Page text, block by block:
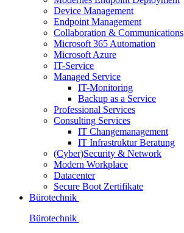
Device Management
Endpoint Management
Collaboration & Communications
Microsoft 365 Automation
Microsoft Azure
IT-Service
Managed Service
IT-Monitoring
Backup as a Service
Professional Services
Consulting Services
IT Changemanagement
IT Infrastruktur Beratung
(Cyber)Security & Network
Modern Workplace
Datacenter
Secure Boot Zertifikate
Bürotechnik
Bürotechnik